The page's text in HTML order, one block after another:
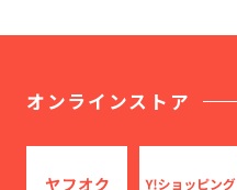
オンラインストア